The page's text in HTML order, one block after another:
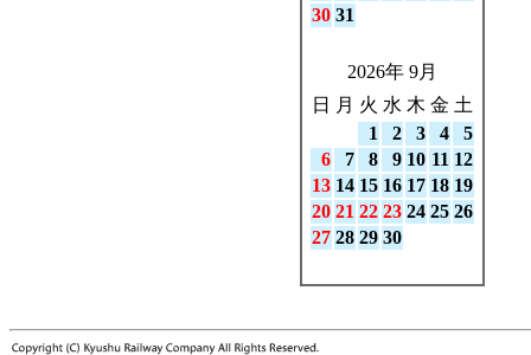
30 31
2026年 9月
日
月 火 水 木 金 土
1
2 3 4
5
6
7 8 9 10 11 12
13 14 15 16 17 18 19
20 21 22 23 24 25 26
27 28 29 30